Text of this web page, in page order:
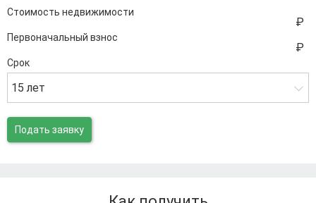
Стоимость недвижимости
Первоначальный взнос
Срок
15 лет
Подать заявку